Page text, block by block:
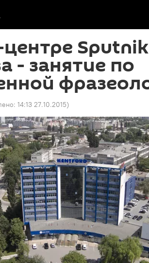
центре Sputnik
- занятие по
14:13 27.10.2015)